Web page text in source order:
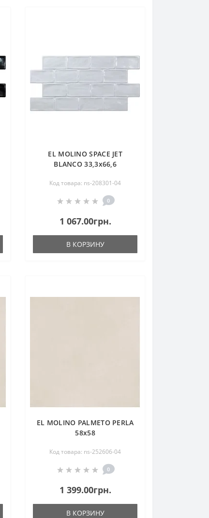
EL MOLINO SPACE JET
BLANCO 33,3х66,6
Код товара: ns-208301-04
0
1 067.00грн.
В КОРЗИНУ
EL MOLINO PALMETO PERLA
58х58
Код товара: ns-252606-04
0
1 399.00грн.
В КОРЗИНУ